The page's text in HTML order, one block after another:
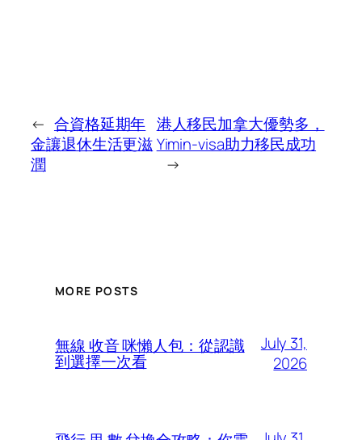
← 合資格延期年
金讓退休生活更滋
潤
港人移民加拿大優勢多，
Yimin-visa助力移民成功
→
MORE POSTS
無線 收音 咪懶人包：從認識
到選擇一次看
July 31,
2026